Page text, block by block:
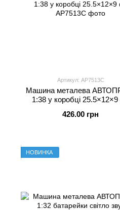
Артикул: AP7513C
Машина металева
1:38 у коробці
426.00 грн
НОВИНКА